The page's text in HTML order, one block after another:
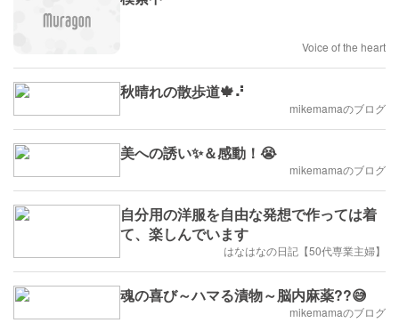
Voice of the heart
秋晴れの散歩道🍁⠜
mikemamaのブログ
美への誘い✨＆感動！😭
mikemamaのブログ
自分用の洋服を自由な発想で作っては着
て、楽しんでいます
はなはなの日記【50代専業主婦】
魂の喜び～ハマる漬物～脳内麻薬??😅
mikemamaのブログ